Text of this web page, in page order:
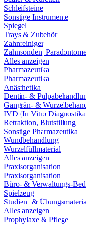
Schleifsteine
Sonstige Instrumente
Spiegel
Trays & Zubehör
Zahnreiniger
Zahnsonden,
Alles anzeigen
Pharmazeutika
Pharmazeutika
Anästhetika
Dentin- &
Gangrän- &
IVD (In Vitro
Retraktion, Blutstillung
Sonstige Pharmazeutika
Wundbehandlung
Wurzelfüllmaterial
Alles anzeigen
Praxisorganisation
Praxisorganisation
Büro- & Verwaltungs-
Spielzeug
Studien- &
Alles anzeigen
Prophylaxe & Pflege